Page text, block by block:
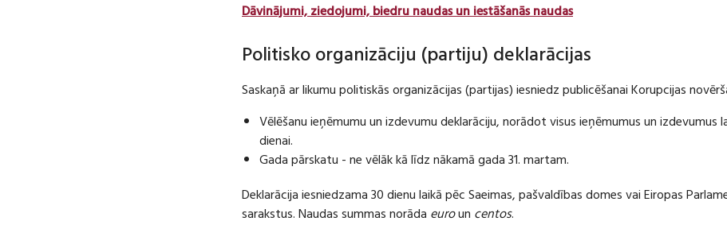
Dāvinājumi, ziedojumi, biedru naudas un iestāšanās naudas
Politisko organizāciju (partiju) deklarācijas
Saskaņā ar likumu politiskās organizācijas (partijas) iesniedz publicēšanai Korupcijas
Vēlēšanu ieņēmumu un izdevumu deklarāciju, norādot visus ieņēmumus un izdevumus
dienai.
Gada pārskatu - ne vēlāk kā līdz nākamā gada 31. martam.
Deklarācija iesniedzama 30 dienu laikā pēc Saeimas, pašvaldības domes vai Eiropas
sarakstus. Naudas summas norāda euroun centos.